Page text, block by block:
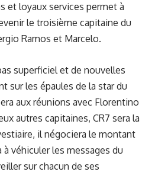
et loyaux services permet à
le troisième capitaine du
Ramos et Marcelo.
superficiel et de nouvelles
sur les épaules de la star du
aux réunions avec Florentino
autres capitaines, CR7 sera la
il négociera le montant
véhiculer les messages du
sur chacun de ses